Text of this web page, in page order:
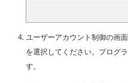
これに対する修正、追加等の
ん。本製品に同梱されている
さまが作成したシステムリカ
てリカバリーメディアとしま
ストールされていた許諾ソフ
ユーザーアカウント制御の画
を選択してください。プログ
す。